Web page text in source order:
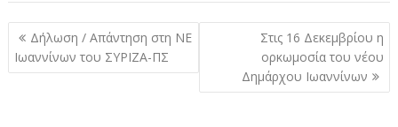
Πλοήγηση
άρθρων
Δήλωση / Απάντηση στη ΝΕ
Ιωαννίνων του ΣΥΡΙΖΑ-ΠΣ
Στις 16 Δεκεμβρίου η
ορκωμοσία του νέου
Δημάρχου Ιωαννίνων